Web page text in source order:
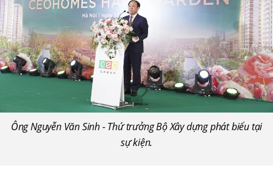
Ông Nguyễn Văn Sinh - Thứ trưởng Bộ Xây dựng phát biểu tại
sự kiện.